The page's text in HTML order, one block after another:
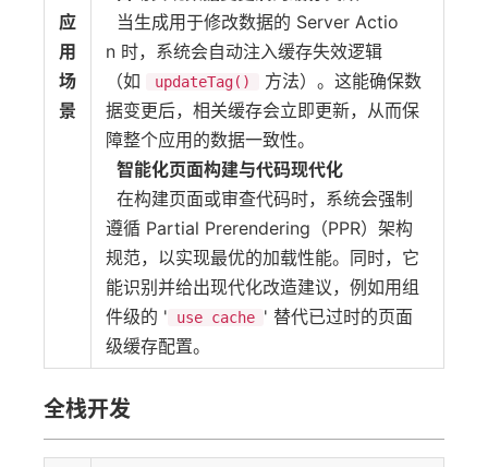
应
用
场
景
当生成用于修改数据的 Server Actio
n 时，系统会自动注入缓存失效逻辑
（如
updateTag()
方法）。这能确保数
据变更后，相关缓存会立即更新，从而保
障整个应用的数据一致性。
智能化页面构建与代码现代化
在构建页面或审查代码时，系统会强制
遵循 Partial Prerendering（PPR）架构
规范，以实现最优的加载性能。同时，它
能识别并给出现代化改造建议，例如用组
件级的 '
use cache ' 替代已过时的页面
级缓存配置。
全栈开发